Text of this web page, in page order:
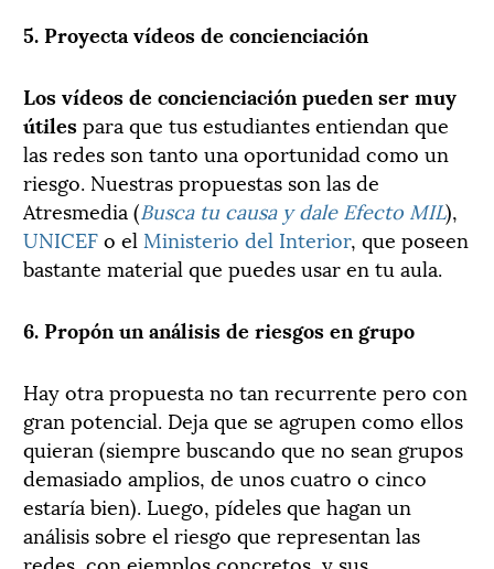
5. Proyecta vídeos de concienciación
Los vídeos de concienciación pueden ser muy
útilespara que tus estudiantes entiendan que
las redes son tanto una oportunidad como un
riesgo. Nuestras propuestas son las de
Atresmedia (Busca tu causa y dale Efecto MIL),
UNICEFo el Ministerio del Interior, que poseen
bastante material que puedes usar en tu aula.
6. Propón un análisis de riesgos en grupo
Hay otra propuesta no tan recurrente pero con
gran potencial. Deja que se agrupen como ellos
quieran (siempre buscando que no sean grupos
demasiado amplios, de unos cuatro o cinco
estaría bien). Luego, pídeles que hagan un
análisis sobre el riesgo que representan las
redes, con ejemplos concretos, y sus